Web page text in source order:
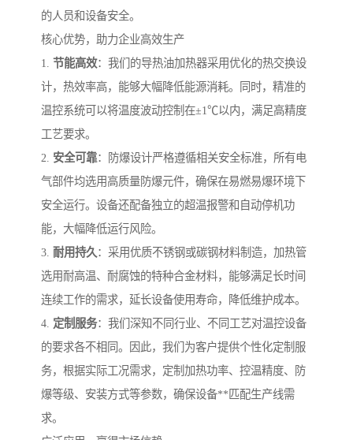
的人员和设备安全。
核心优势，助力企业高效生产
1. 节能高效：我们的导热油加热器采用优化的热交换设
计，热效率高，能够大幅降低能源消耗。同时，精准的
温控系统可以将温度波动控制在±1℃以内，满足高精度
工艺要求。
2. 安全可靠：防爆设计严格遵循相关安全标准，所有电
气部件均选用高质量防爆元件，确保在易燃易爆环境下
安全运行。设备还配备独立的超温报警和自动停机功
能，大幅降低运行风险。
3. 耐用持久：采用优质不锈钢或碳钢材料制造，加热管
选用耐高温、耐腐蚀的特种合金材料，能够满足长时间
连续工作的需求，延长设备使用寿命，降低维护成本。
4. 定制服务：我们深知不同行业、不同工艺对温控设备
的要求各不相同。因此，我们为客户提供个性化定制服
务，根据实际工况需求，定制加热功率、控温精度、防
爆等级、安装方式等参数，确保设备**匹配生产线需
求。